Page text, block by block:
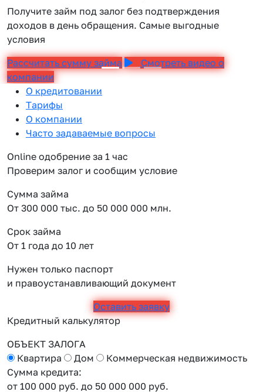
Получите займ под залог без подтверждения
доходов в день обращения. Самые выгодные
условия
Рассчитать сумму займа
Смотреть видео о
компании
О кредитовании
Тарифы
О компании
Часто задаваемые вопросы
Online одобрение за 1 час
Проверим залог и сообщим условие
Сумма займа
От 300 000 тыс. до 50 000 000 млн.
Срок займа
От 1 года до 10 лет
Нужен только паспорт
и правоустанавливающий документ
Оставить заявку
Кредитный калькулятор
ОБЪЕКТ ЗАЛОГА
Квартира
Дом
Коммерческая недвижимость
Сумма кредита:
от 100 000 руб. до 50 000 000 руб.